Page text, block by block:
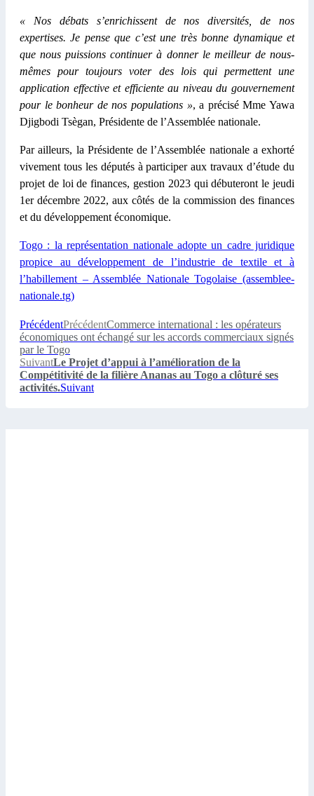
« Nos débats s’enrichissent de nos diversités, de nos
expertises. Je pense que c’est une très bonne dynamique et
que nous puissions continuer à donner le meilleur de nous-
mêmes pour toujours voter des lois qui permettent une
application effective et efficiente au niveau du gouvernement
pour le bonheur de nos populations », a précisé Mme Yawa
Djigbodi Tsègan, Présidente de l’Assemblée nationale.
Par ailleurs, la Présidente de l’Assemblée nationale a exhorté
vivement tous les députés à participer aux travaux d’étude du
projet de loi de finances, gestion 2023 qui débuteront le jeudi
1er décembre 2022, aux côtés de la commission des finances
et du développement économique.
Togo : la représentation nationale adopte un cadre juridique
propice au développement de l’industrie de textile et à
l’habillement – Assemblée Nationale Togolaise (assemblee-
nationale.tg)
PrécédentPrécédentCommerce international : les opérateurs
économiques ont échangé sur les accords commerciaux signés
par le Togo
SuivantLe Projet d’appui à l’amélioration de la
Compétitivité de la filière Ananas au Togo a clôturé ses
activités.Suivant